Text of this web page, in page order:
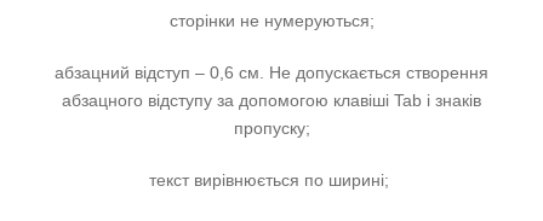
сторінки не нумеруються;
абзацний відступ – 0,6 см. Не допускається створення
абзацного відступу за допомогою клавіші Tab і знаків
пропуску;
текст вирівнюється по ширині;